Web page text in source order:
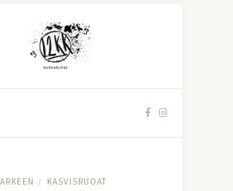
ARKEEN / KASVISRUOAT